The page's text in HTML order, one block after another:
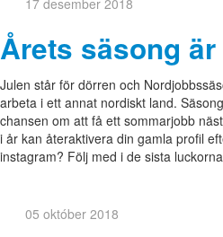
17 desember 2018
Årets säsong
Julen står för dörren och
arbeta i ett annat nordiskt land.
chansen om att få ett sommarjobb
i år kan återaktivera din gamla profil
instagram? Följ med i de sista
05 október 2018